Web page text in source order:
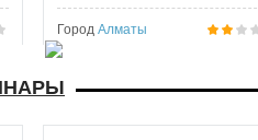
Город Алматы